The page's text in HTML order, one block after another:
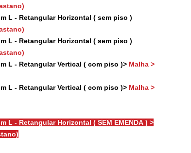
L - Retangular Horizontal ( sem piso )
L - Retangular Horizontal ( sem piso )
L - Retangular Vertical ( com piso )> Malha >
L - Retangular Vertical ( com piso )> Malha >
L - Retangular Horizontal ( SEM EMENDA ) >